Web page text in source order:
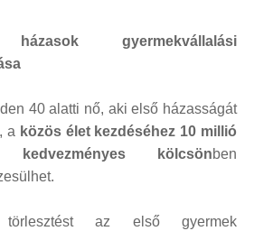
gyermekvállalási
40 alatti nő, aki első házasságát
a közös élet kezdéséhez 10 millió
kedvezményes kölcsönben
az első gyermek